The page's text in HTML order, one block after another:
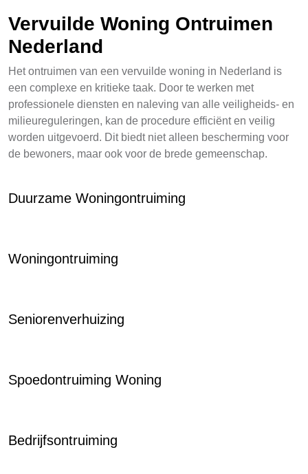
Vervuilde Woning Ontruimen
Nederland
Het ontruimen van een vervuilde woning in Nederland is
een complexe en kritieke taak. Door te werken met
professionele diensten en naleving van alle veiligheids- en
milieureguleringen, kan de procedure efficiënt en veilig
worden uitgevoerd. Dit biedt niet alleen bescherming voor
de bewoners, maar ook voor de brede gemeenschap.
Duurzame Woningontruiming
Woningontruiming
Seniorenverhuizing
Spoedontruiming Woning
Bedrijfsontruiming